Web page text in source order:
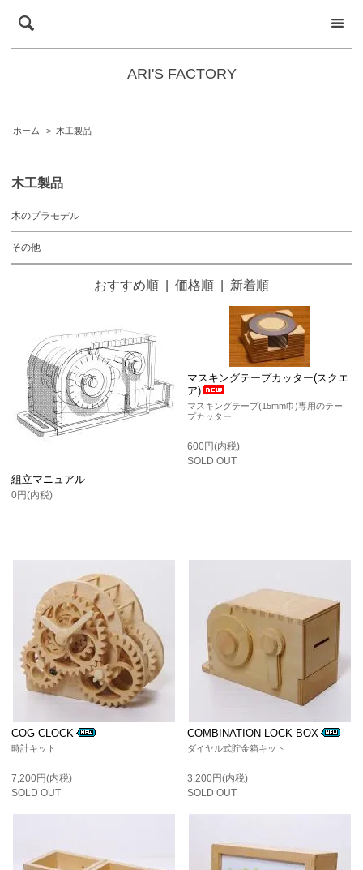
ARI'S FACTORY
ホーム > 木工製品
木工製品
木のプラモデル
その他
おすすめ順 価格順 新着順
組立マニュアル
0円(内税)
マスキングテープカッター(スクエ
ア)
マスキングテープ(15mm巾)専用のテー
プカッター
600円(内税)
SOLD OUT
COG CLOCK
時計キット
7,200円(内税)
SOLD OUT
COMBINATION LOCK BOX
ダイヤル式貯金箱キット
3,200円(内税)
SOLD OUT